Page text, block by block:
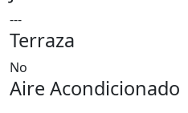
---
Terraza
No
Aire Acondicionado